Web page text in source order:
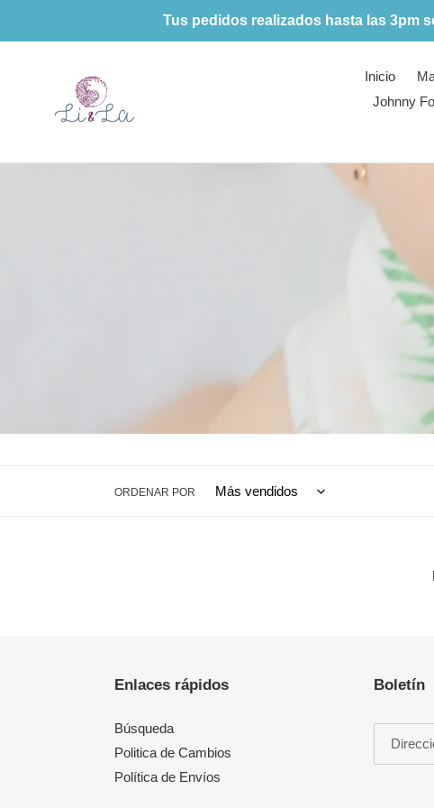
Tus pedidos realizados hasta las 3pm
Inicio
Johnny
ORDENAR POR
Enlaces rápidos
Búsqueda
Politica de Cambios
Política de Envíos
Boletín